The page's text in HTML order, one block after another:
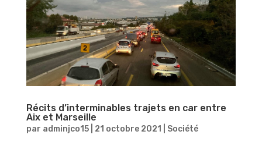
Récits d’interminables trajets en car entre
Aix et Marseille
par adminjco15| 21 octobre 2021 Société